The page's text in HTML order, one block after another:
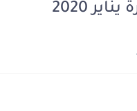
2020